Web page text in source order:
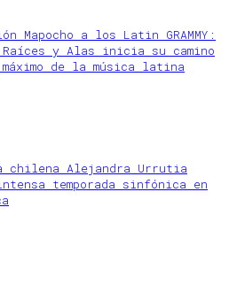
Mapocho a los Latin GRAMMY:
y Alas inicia su camino
de la música latina
chilena Alejandra Urrutia
temporada sinfónica en